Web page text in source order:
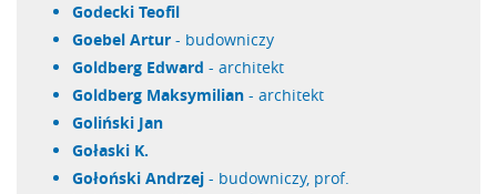
Godecki Teofil
Goebel Artur - budowniczy
Goldberg Edward - architekt
Goldberg Maksymilian - architekt
Goliński Jan
Gołaski K.
Gołoński Andrzej - budowniczy, prof.